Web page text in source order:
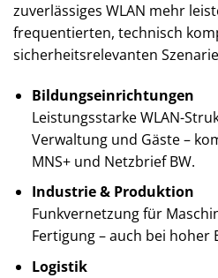
zuverlässiges WLAN mehr
frequentierten, technisch
sicherheitsrelevanten
Bildungseinrichtungen
Leistungsstarke WLAN-
Verwaltung und Gäste –
MNS+ und Netzbrief BW.
Industrie & Produktion
Funkvernetzung für
Fertigung – auch bei hoher
Logistik